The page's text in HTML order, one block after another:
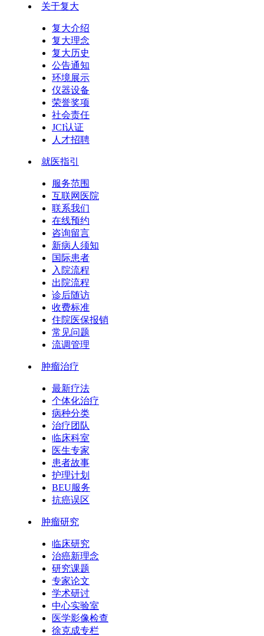
关于复大
复大介绍
复大理念
复大历史
公告通知
环境展示
仪器设备
荣誉奖项
社会责任
JCI认证
人才招聘
就医指引
服务范围
互联网医院
联系我们
在线预约
咨询留言
新病人须知
国际患者
入院流程
出院流程
诊后随访
收费标准
住院医保报销
常见问题
流调管理
肿瘤治疗
最新疗法
个体化治疗
病种分类
治疗团队
临床科室
医生专家
患者故事
护理计划
BEU服务
抗癌误区
肿瘤研究
临床研究
治癌新理念
研究课题
专家论文
学术研讨
中心实验室
医学影像检查
徐克成专栏